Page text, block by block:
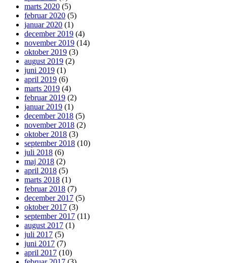
marts 2020 (5)
februar 2020 (5)
januar 2020 (1)
december 2019 (4)
november 2019 (14)
oktober 2019 (3)
august 2019 (2)
juni 2019 (1)
april 2019 (6)
marts 2019 (4)
februar 2019 (2)
januar 2019 (1)
december 2018 (5)
november 2018 (2)
oktober 2018 (3)
september 2018 (10)
juli 2018 (6)
maj 2018 (2)
april 2018 (5)
marts 2018 (1)
februar 2018 (7)
december 2017 (5)
oktober 2017 (3)
september 2017 (11)
august 2017 (1)
juli 2017 (5)
juni 2017 (7)
april 2017 (10)